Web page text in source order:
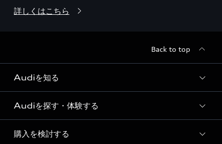
詳しくはこちら
Back to top
Audiを知る
Audi ブランド
Story of Progress
Audiを探す・体験する
ディーラー検索
購入を検討する